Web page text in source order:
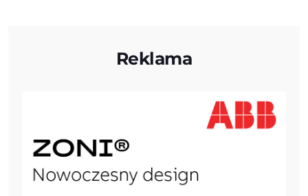
Reklama